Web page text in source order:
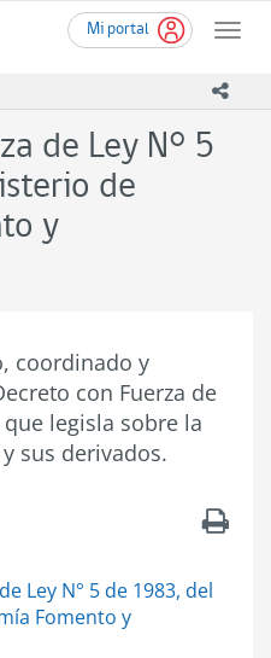
Mi portal
Toggle
de Ley N° 5
de
y
coordinado y
con Fuerza de
que legisla sobre la
sus derivados.
Ley N° 5 de 1983, del
Fomento y